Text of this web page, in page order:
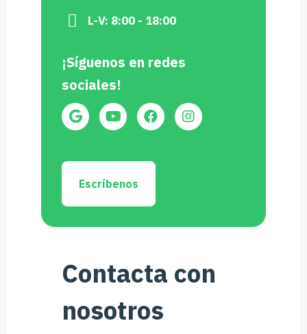
L-V: 8:00 - 18:00
¡Síguenos en redes
sociales!
Escríbenos
Contacta con
nosotros